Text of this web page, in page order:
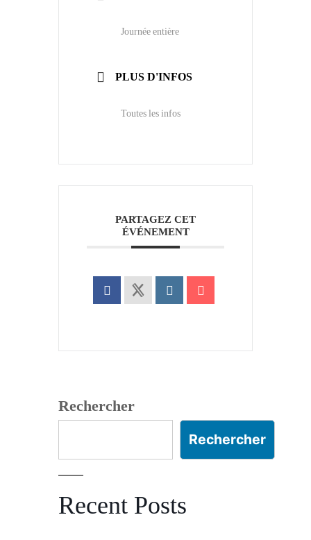
Journée entière
PLUS D'INFOS
Toutes les infos
PARTAGEZ CET
ÉVÉNEMENT
Rechercher
Rechercher
Recent Posts